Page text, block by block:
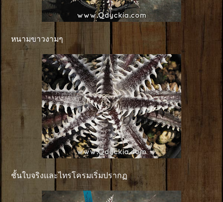
หนามขาวงามๆ
ชั้นใบจริงเเละไทรโครมเริ่มปรากฏ